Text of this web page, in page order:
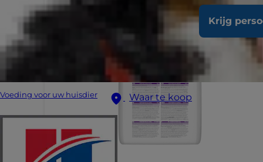
Krijg
Voeding voor uw huisdier Waar te koop